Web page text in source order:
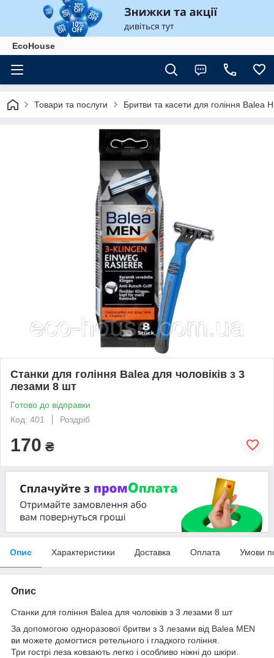
EcoHouse
Товари та послуги Бритви та касети для гоління Balea
Станки для гоління Balea для чоловіків з 3
лезами 8 шт
Готово до відправки
Код: 401
Роздріб
170 ₴
Опис Характеристики Доставка Оплата Умови
Опис
Станки для гоління Balea для чоловіків з 3 лезами 8 шт
За допомогою одноразової бритви з 3 лезами від Balea MEN
ви можете домогтися ретельного і гладкого гоління.
Три гострі леза ковзають легко і особливо ніжні до шкіри.